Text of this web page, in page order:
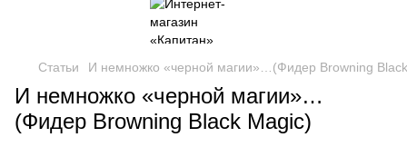
Статьи И немножко «черной магии»…(Фидер Browning
И немножко «черной магии»…
(Фидер Browning Black Magic)